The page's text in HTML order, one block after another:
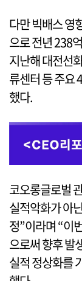
다만 빅배스 영
으로 전년 238
지난해 대전선
류센터 등 주요
했다.
코오롱글로벌
실적악화가 아
정”이라며 “이
으로써 향후 발
실적 정상화를